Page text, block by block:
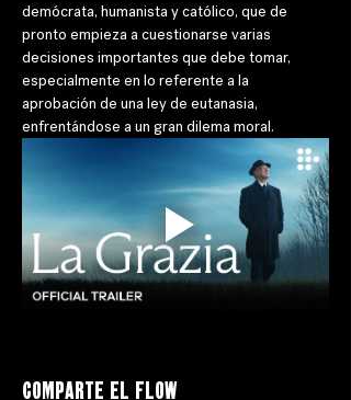
demócrata, humanista y católico, que de
pronto empieza a cuestionarse varias
decisiones importantes que debe tomar,
especialmente en lo referente a la
aprobación de una ley de eutanasia,
enfrentándose a un gran dilema moral.
Comparte el flow